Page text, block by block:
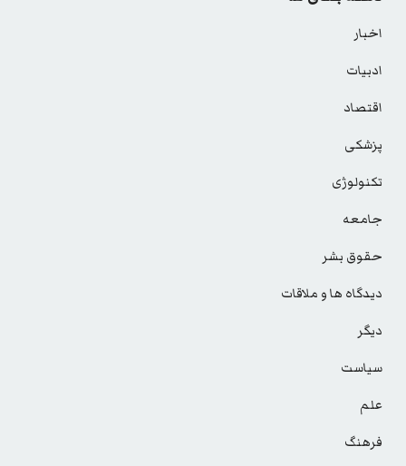
اخبار
ادبیات
اقتصاد
پزشکی
تکنولوژی
جامعه
حقوق بشر
دیدگاه ها و ملاقات
دیگر
سیاست
علم
فرهنگ